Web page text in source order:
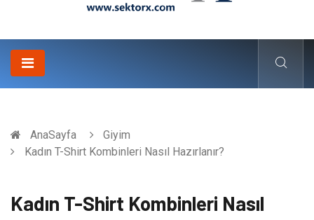
AnaSayfa
Giyim
Kadın T-Shirt Kombinleri Nasıl Hazırlanır?
Kadın T-Shirt Kombinleri Nasıl